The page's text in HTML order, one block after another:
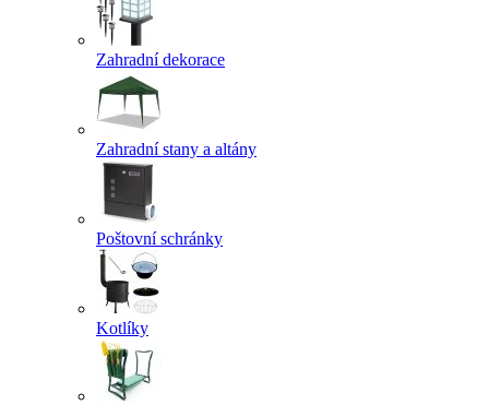
Zahradní dekorace
Zahradní stany a altány
Poštovní schránky
Kotlíky